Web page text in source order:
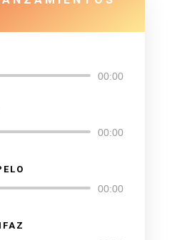
Reproductor
00:00
Reproductor
audio
00:00
Reproductor
audio
00:00